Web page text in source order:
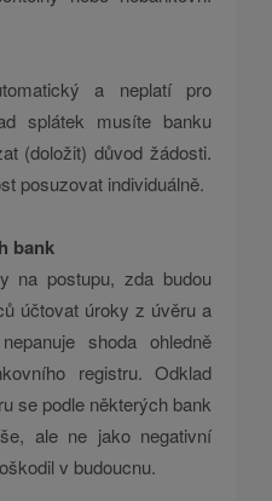
a neplatí pro
splátek musíte banku
(doložit) důvod žádosti.
posuzovat individuálně.
bank
na postupu, zda budou
účtovat úroky z úvěru a
shoda ohledně
registru. Odklad
se podle některých bank
ale ne jako negativní
v budoucnu.